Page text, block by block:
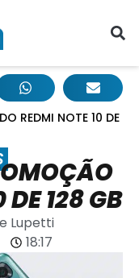
REDMI NOTE 10 DE
DE 128 GB
Lupetti
18:17